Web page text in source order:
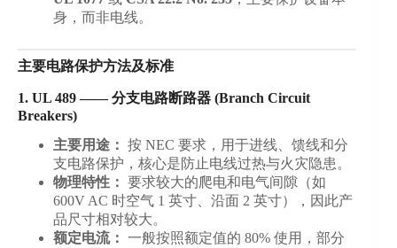
身，而非电线。
主要电路保护方法及标准
1. UL 489 —— 分支电路断路器 (Branch Circuit
Breakers)
主要用途： 按 NEC 要求，用于进线、馈线和分
支电路保护，核心是防止电线过热与火灾隐患。
物理特性： 要求较大的爬电和电气间隙（如
600V AC 时空气 1 英寸、沿面 2 英寸），因此产
品尺寸相对较大。
额定电流： 一般按照额定值的 80% 使用，部分